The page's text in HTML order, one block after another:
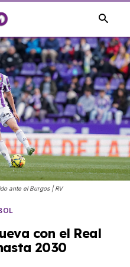
ante el Burgos | RV
con el Real
2030